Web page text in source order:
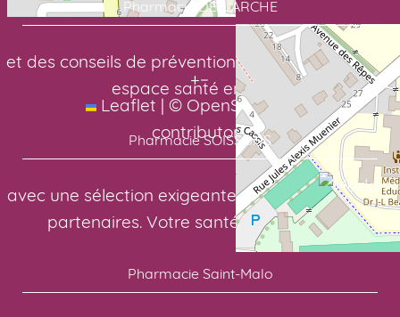
+−
Leaflet | © OpenStreetMap
contributors
Pharmacie DE L’ARCHE
et des conseils de prévention toute l’année. Votre
espace santé en ligne:
Pharmacie SOISSONS
avec une sélection exigeante de nos laboratoires
partenaires. Votre santé, notre priorité:
Pharmacie Saint-Malo